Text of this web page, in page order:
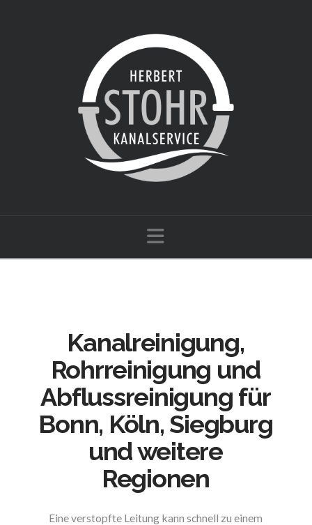
Navigation
Kanalreinigung,
Rohrreinigung und
Abflussreinigung für
Bonn, Köln, Siegburg
und weitere
Regionen
Eine verstopfte Leitung kann schnell zu einem